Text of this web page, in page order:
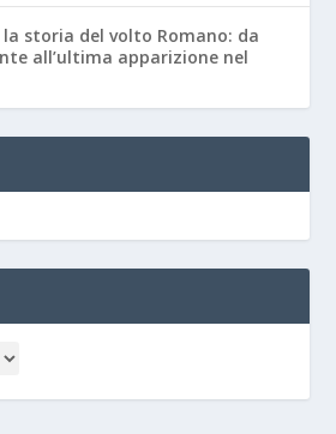
la storia del volto Romano: da
all’ultima apparizione nel